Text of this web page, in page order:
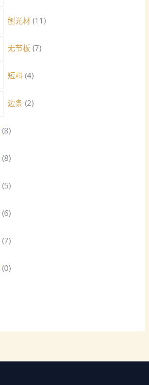
刨光材 11
无节板 7
短料 4
边条 2
8
8
5
6
7
0